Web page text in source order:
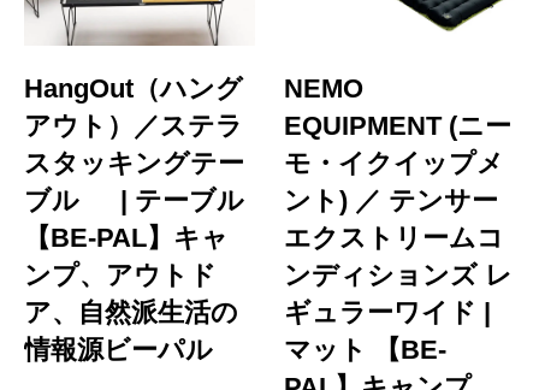
HangOut（ハング
アウト）／ステラ
スタッキングテー
ブル | テーブル
【BE-PAL】キャ
ンプ、アウトド
ア、自然派生活の
情報源ビーパル
NEMO
EQUIPMENT (ニー
モ・イクイップメ
ント) ／ テンサー
エクストリームコ
ンディションズ レ
ギュラーワイド |
マット 【BE-